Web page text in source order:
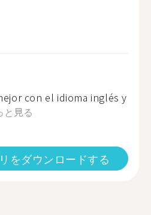
con el idioma inglés y
と見る
をダウンロードする